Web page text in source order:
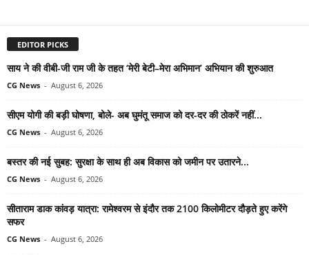
EDITOR PICKS
साय ने की वीबी-जी राम जी के तहत ‘मेरी बेटी–मेरा अभिमान’ अभियान की शुरुआत
CG News - August 6, 2026
सीएम योगी की बड़ी घोषणा, बोले- अब घुमंतू समाज को दर-दर की ठोकरें नहीं...
CG News - August 6, 2026
बस्तर की नई सुबह: सुरक्षा के साथ ही अब विकास को जमीन पर उतारने...
CG News - August 6, 2026
सीताराम डाक कांवड़ यात्रा: रामेश्वरम से इंदौर तक 2100 किलोमीटर दौड़ते हुए करेंगे
सफर
CG News - August 6, 2026